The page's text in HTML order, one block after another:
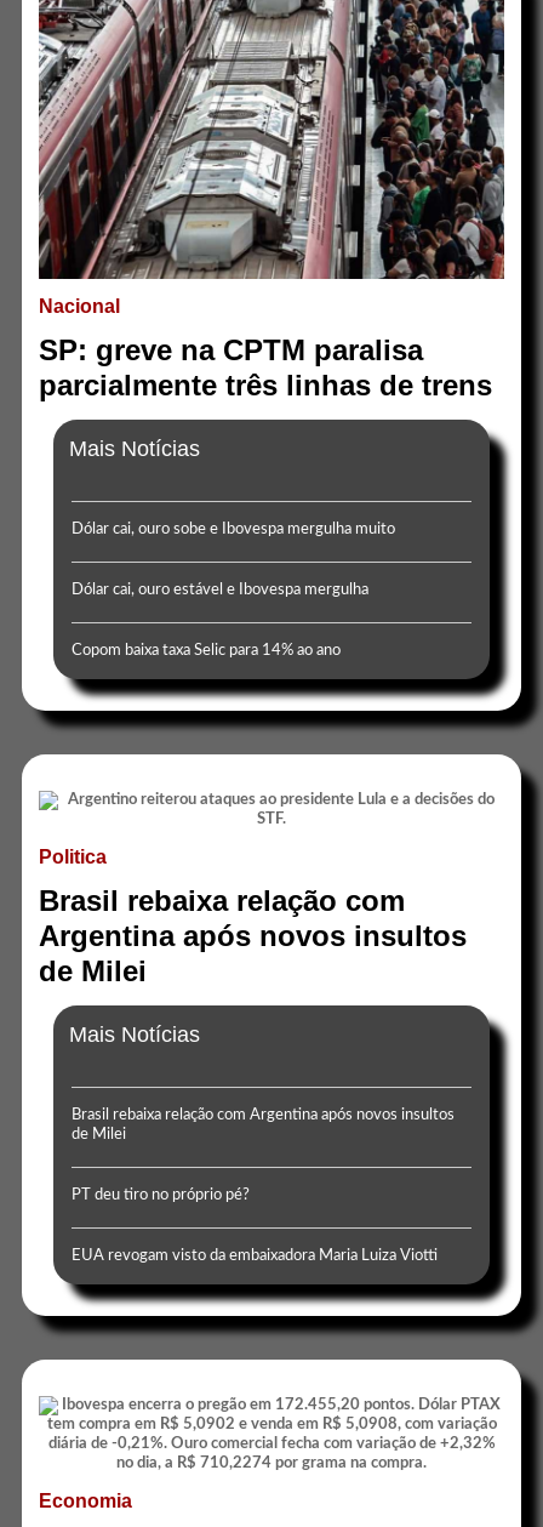
Nacional
SP: greve na CPTM paralisa
parcialmente três linhas de trens
Mais Notícias
Dólar cai, ouro sobe e Ibovespa mergulha muito
Dólar cai, ouro estável e Ibovespa mergulha
Copom baixa taxa Selic para 14% ao ano
Politica
Brasil rebaixa relação com
Argentina após novos insultos
de Milei
Mais Notícias
Brasil rebaixa relação com Argentina após novos insultos
de Milei
PT deu tiro no próprio pé?
EUA revogam visto da embaixadora Maria Luiza Viotti
Economia